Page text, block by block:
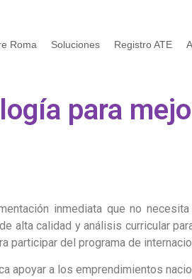
Roma Soluciones Registro ATE
para
inmediata que no
alta calidad y análisis curricular
del programa de
apoyar a los emprendimientos